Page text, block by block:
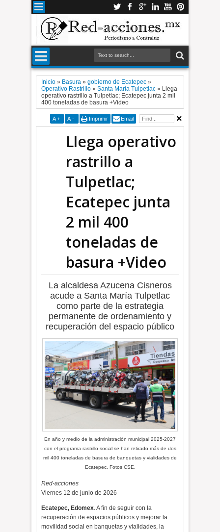
Inicio » Basura »gobierno de Ecatepec »
Operativo Rastrillo »Santa María Tulpetlac » Llega
operativo rastrillo a Tulpetlac; Ecatepec junta 2 mil
400 toneladas de basura +Video
A + A - Imprimir Email
Llega operativo
rastrillo a
Tulpetlac;
Ecatepec junta
2 mil 400
toneladas de
basura +Video
La alcaldesa Azucena Cisneros
acude a Santa María Tulpetlac
como parte de la estrategia
permanente de ordenamiento y
recuperación del espacio público
En año y medio de la administración municipal 2025-2027
con el programa rastrillo social se han retirado más de dos
mil 400 toneladas de basura de banquetas y vialidades de
Ecatepec. Fotos CSE.
Red-acciones
Viernes 12 de junio de 2026
Ecatepec, Edomex. A fin de seguir con la
recuperación de espacios públicos y mejorar la
movilidad social en banquetas y vialidades, la